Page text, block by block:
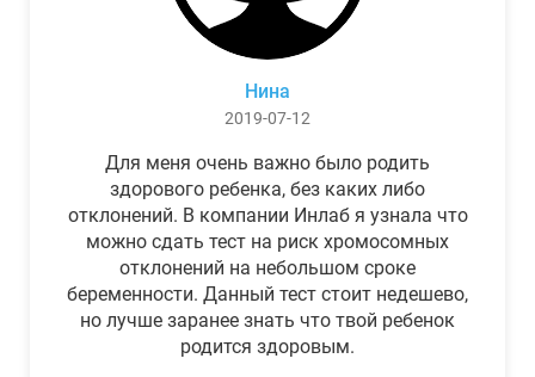
Нина
2019-07-12
Для меня очень важно было родить
здорового ребенка, без каких либо
отклонений. В компании Инлаб я узнала что
можно сдать тест на риск хромосомных
отклонений на небольшом сроке
беременности. Данный тест стоит недешево,
но лучше заранее знать что твой ребенок
родится здоровым.